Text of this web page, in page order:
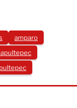
amparo